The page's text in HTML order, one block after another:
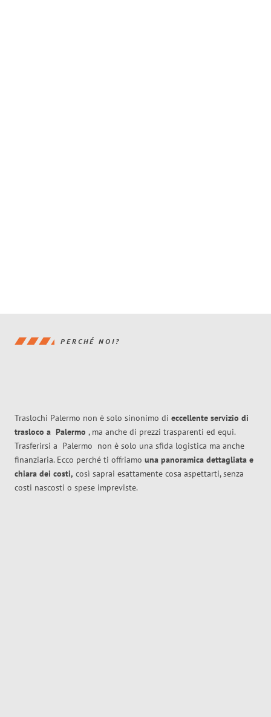
PERCHÉ NOI?
Traslochi Palermo non è solo sinonimo di eccellente servizio di
trasloco a Palermo , ma anche di prezzi trasparenti ed equi.
Trasferirsi a Palermo non è solo una sfida logistica ma anche
finanziaria. Ecco perché ti offriamo una panoramica dettagliata e
chiara dei costi, così saprai esattamente cosa aspettarti, senza
costi nascosti o spese impreviste.